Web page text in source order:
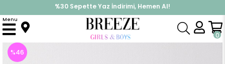
%30 Sepette Yaz İndirimi, Hemen Al!
İndirimlere ek %10 İndirimi Kap, Hemen Üye Ol!
0
Menu
Anasayfa Üst Giyim Uzun Kollu Tişört Kız Çocuk Uzun Kollu Tişört Fiyonk Baskılı Somon (3 Yaş)
%46